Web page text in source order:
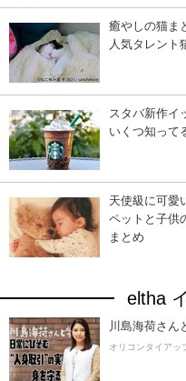
癒やしの猫ま
人気タレント
スタバ新作イ
いくつ知っ
天使級に可愛
ペットと子供
まとめ
eltha
川島海荷さん
オリコンタイアッ